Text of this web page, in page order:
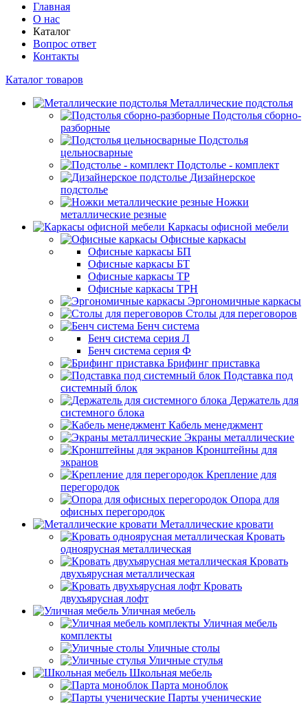
Главная
О нас
Каталог
Вопрос ответ
Контакты
Каталог товаров
Металлические подстолья
Подстолья сборно-
разборные
Подстолья
цельносварные
Подстолье - комплект
Дизайнерское
подстолье
Ножки
металлические резные
Каркасы офисной мебели
Офисные каркасы
Офисные каркасы БП
Офисные каркасы БТ
Офисные каркасы ТР
Офисные каркасы ТРН
Эргономичные каркасы
Столы для переговоров
Бенч система
Бенч система серия Л
Бенч система серия Ф
Брифинг приставка
Подставка под
системный блок
Держатель для
системного блока
Кабель менеджмент
Экраны металлические
Кронштейны для
экранов
Крепление для
перегородок
Опора для
офисных перегородок
Металлические кровати
Кровать
одноярусная металлическая
Кровать
двухъярусная металлическая
Кровать
двухъярусная лофт
Уличная мебель
Уличная мебель
комплекты
Уличные столы
Уличные стулья
Школьная мебель
Парта моноблок
Парты ученические